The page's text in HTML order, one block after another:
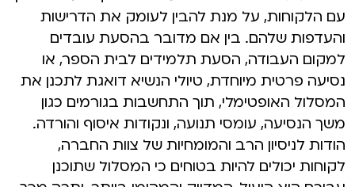
עם הלקוחות, על מנת להבין לעומק את הדרישות
והעדפות שלהם. בין אם מדובר בהסעת עובדים
למקום העבודה, הסעת תלמידים לבית הספר, או
נסיעה פרטית מיוחדת, טיולי הנשיא דואגת לתכנן את
המסלול האופטימלי, תוך התחשבות בגורמים כגון
משך הנסיעה, עומסי תנועה, ונקודות איסוף והורדה.
הודות לניסיון הרב והמומחיות של צוות החברה,
לקוחות יכולים להיות בטוחים כי המסלול שתוכנן